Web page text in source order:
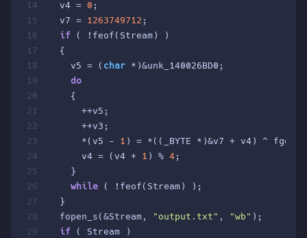
14
15
16
17
18
19
20
21
22
23
24
25
26
27
28
29
  v4 =
0 ;
  v7 =
1263749712 ;
if ( !feof(Stream) )
  {
    v5 = (
char *)&unk_140026BD0;
do
    {
      ++v5;
      ++v3;
      *(v5 -
1 ) = *((_BYTE *)&v7 + v4) ^
      v4 = (v4 +
1 ) % 4 ;
    }
while ( !feof(Stream) );
  }
  fopen_s(&Stream,
"output.txt" , "wb" );
if ( Stream )